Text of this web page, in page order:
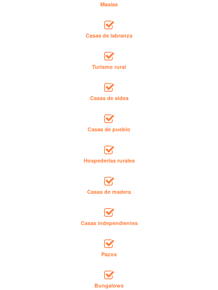
Masías
Casas de labranza
Turismo rural
Casas de aldea
Casas de pueblo
Hospederías rurales
Casas de madera
Casas independientes
Pazos
Bungalows